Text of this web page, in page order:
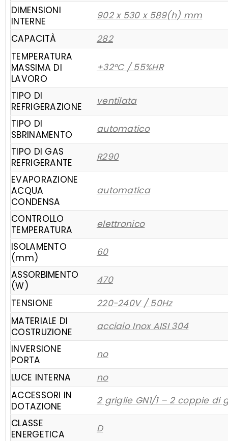
DIMENSIONI
INTERNE
902 x 530 x 589(h) mm
CAPACITÀ
282
TEMPERATURA
MASSIMA DI
LAVORO
+32°C / 55%HR
TIPO DI
REFRIGERAZIONE
ventilata
TIPO DI
SBRINAMENTO
automatico
TIPO DI GAS
REFRIGERANTE
R290
EVAPORAZIONE
ACQUA
CONDENSA
automatica
CONTROLLO
TEMPERATURA
elettronico
ISOLAMENTO
(mm)
60
ASSORBIMENTO
(W)
470
TENSIONE
220-240V / 50Hz
MATERIALE DI
COSTRUZIONE
acciaio Inox AISI 304
INVERSIONE
PORTA
no
LUCE INTERNA
no
ACCESSORI IN
DOTAZIONE
2 griglie GN1/1 – 2 coppie di
CLASSE
ENERGETICA
D